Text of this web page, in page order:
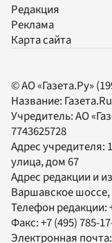
Редакция
Реклама
Карта сайта
© АО «Газета.Ру»
Название: Газета.Ru
Учредитель:АО
7743625728
Адрес учредителя:
улица, дом 67
Адрес редакции и
Варшавское шоссе,
Телефон редакции:
Факс:+7 (495) 785-
Электронная почта: